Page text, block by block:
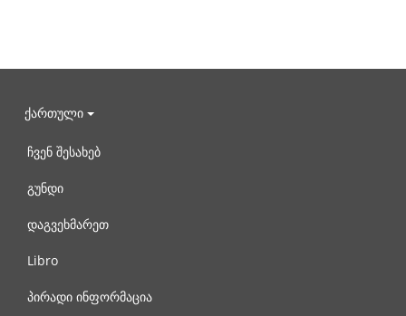
ქართული
ჩვენ შესახებ
გუნდი
დაგვეხმარეთ
Libro
პირადი ინფორმაცია